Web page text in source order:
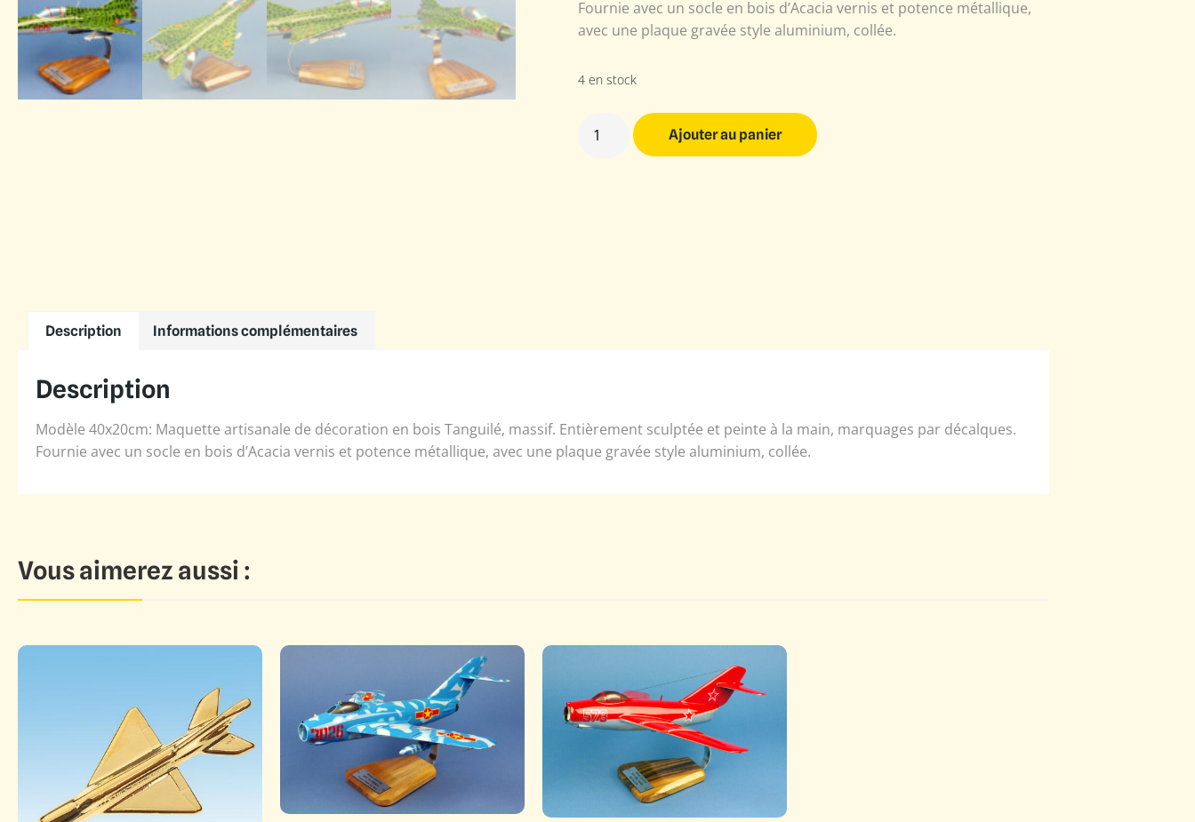
Fournie avec un socle en bois d’Acacia vernis et potence métallique,
avec une plaque gravée style aluminium, collée.
4 en stock
Ajouter au panier
Description Informations complémentaires
Description
Modèle 40x20cm: Maquette artisanale de décoration en bois Tanguilé, massif. Entièrement sculptée et peinte à la main, marquages par décalques.
Fournie avec un socle en bois d’Acacia vernis et potence métallique, avec une plaque gravée style aluminium, collée.
Vous aimerez aussi :